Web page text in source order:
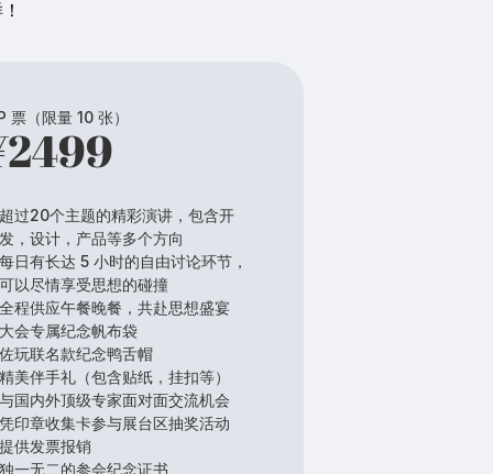
票（限量 10 张）
过20个主题的精彩演讲，包含开
，设计，产品等多个方向
日有长达 5 小时的自由讨论环节，
以尽情享受思想的碰撞
程供应午餐晚餐，共赴思想盛宴
会专属纪念帆布袋
玩联名款纪念鸭舌帽
美伴手礼（包含贴纸，挂扣等）
国内外顶级专家面对面交流机会
印章收集卡参与展台区抽奖活动
供发票报销
一无二的参会纪念证书